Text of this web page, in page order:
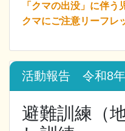
「クマの出没」に伴
クマにご注意リーフレ
活動報告 令和8
避難訓練（